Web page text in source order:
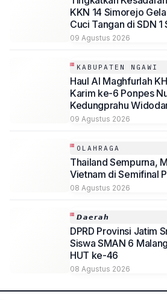
KKN 14 Simorejo
Cuci Tangan di SDN 1
09 Agustus 2026
KABUPATEN NGAWI
Haul Al Maghfurlah
Karim ke-6 Ponpes
Kedungprahu
Kesempatan Lelang
09 Agustus 2026
OLAHRAGA
Thailand Sempurna,
Vietnam di Semifinal
08 Agustus 2026
𝘿𝙖𝙚𝙧𝙖𝙝
DPRD Provinsi Jatim
Siswa SMAN 6
HUT ke-46
08 Agustus 2026